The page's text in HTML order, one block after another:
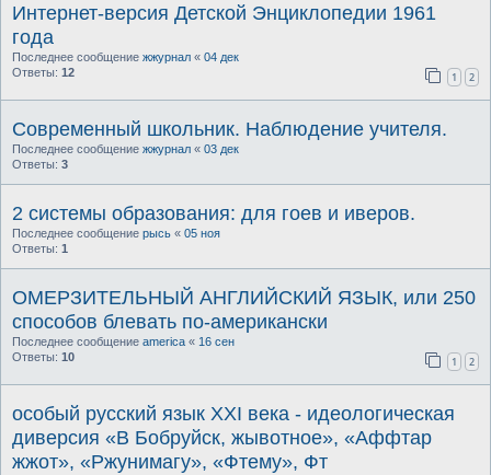
Интернет-версия Детской Энциклопедии 1961
года
Последнее сообщение жжурнал « 04 дек
Ответы: 12 1 2
Современный школьник. Наблюдение учителя.
Последнее сообщение жжурнал « 03 дек
Ответы: 3
2 системы образования: для гоев и иверов.
Последнее сообщение рысь « 05 ноя
Ответы: 1
ОМЕРЗИТЕЛЬНЫЙ АНГЛИЙСКИЙ ЯЗЫК, или 250
способов блевать по-американски
Последнее сообщение america « 16 сен
Ответы: 10 1 2
особый русский язык XXI века - идеологическая
диверсия «В Бобруйск, жывотное», «Аффтар
жжот», «Ржунимагу», «Фтему», Фт